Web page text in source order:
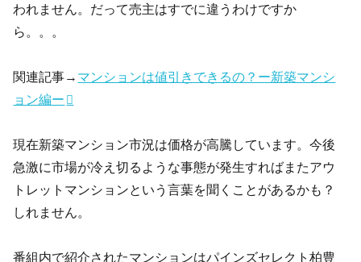
われません。だって売主はすでに違うわけですか
ら。。。
関連記事→ マンションは値引きできるの？ー新築マンシ
ョン編ー
現在新築マンション市況は価格が高騰しています。今後
急激に市場が冷え切るような事態が発生すればまたアウ
トレットマンションという言葉を聞くことがあるかも？
しれません。
番組内で紹介されたマンションはパインズセレクト柏豊